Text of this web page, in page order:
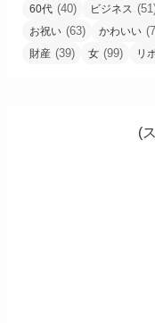
60代 (40) ビジネス
お祝い (63) かわいい
財産 (39) 女 (99) リ
(